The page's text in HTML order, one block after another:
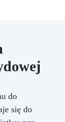
do
się do